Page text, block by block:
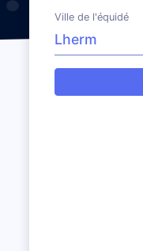
Ville de l'équidé